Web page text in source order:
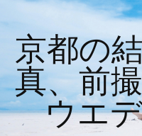
京都の
真、前
ウエ